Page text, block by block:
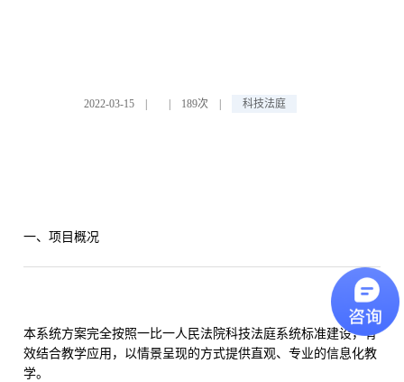
2022-03-15 189次 科技法庭
一、项目概况
本系统方案完全按照一比一人民法院科技法庭系统标准建设，有
效结合教学应用，以情景呈现的方式提供直观、专业的信息化教
学。